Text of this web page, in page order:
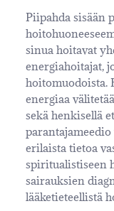
Piipahda sisään
sinua hoitavat
energiahoitajat,
hoitomuodoista.
energiaa
sekä henkisellä
erilaista tietoa
spiritualistiseen
sairauksien
lääketieteellistä